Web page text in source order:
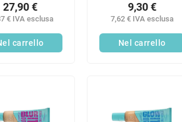
220
€ IVA esclusa
27,90 €
carrello
7,62 € IVA esclusa
9,30 €
Nel carrello